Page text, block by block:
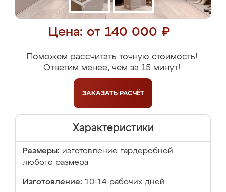
Цена: от 140 000 ₽
Поможем рассчитать точную стоимость!
Ответим менее, чем за 15 минут!
ЗАКАЗАТЬ РАСЧЁТ
Характеристики
Размеры: изготовление гардеробной
любого размера
Изготовление: 10-14 рабочих дней